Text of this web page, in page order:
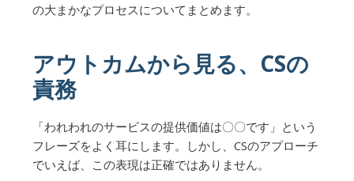
の大まかなプロセスについてまとめます。
アウトカムから見る、CSの
責務
「われわれのサービスの提供価値は〇〇です」という
フレーズをよく耳にします。しかし、CSのアプローチ
でいえば、この表現は正確ではありません。